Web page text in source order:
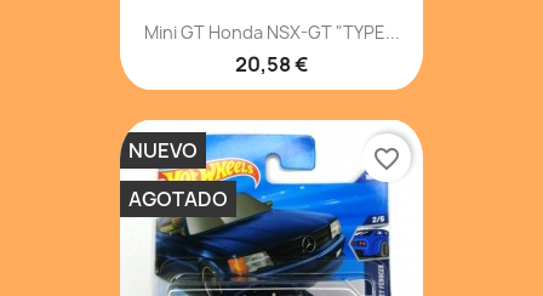
Mini GT Honda NSX-GT "TYPE...
20,58 €
NUEVO
AGOTADO
favorite_border